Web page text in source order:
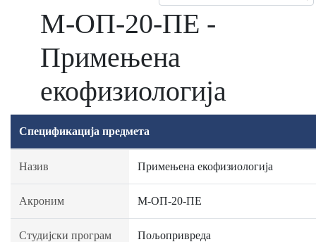
М-ОП-20-ПЕ -
Примењена
екофизиологија
Спецификација предмета
Назив Примењена екофизиологија
Акроним М-ОП-20-ПЕ
Студијски програм Пољопривреда